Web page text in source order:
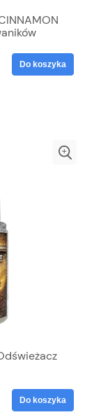
Do koszyka
Do koszyka